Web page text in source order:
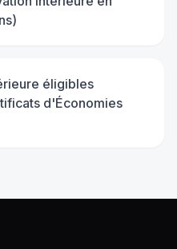
éligibles
d'Économies